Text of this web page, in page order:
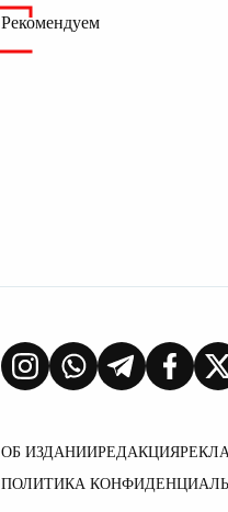
Рекомендуем
ОБ ИЗДАНИИРЕДАКЦИЯ
ПОЛИТИКА